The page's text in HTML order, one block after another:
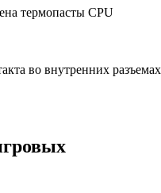
термопасты CPU
во внутренних разъемах